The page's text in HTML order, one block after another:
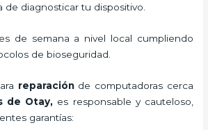
de diagnosticar tu dispositivo.
de semana a nivel local cumpliendo
de bioseguridad.
reparaciónde computadoras cerca
de Otay, es responsable y cauteloso,
garantías: